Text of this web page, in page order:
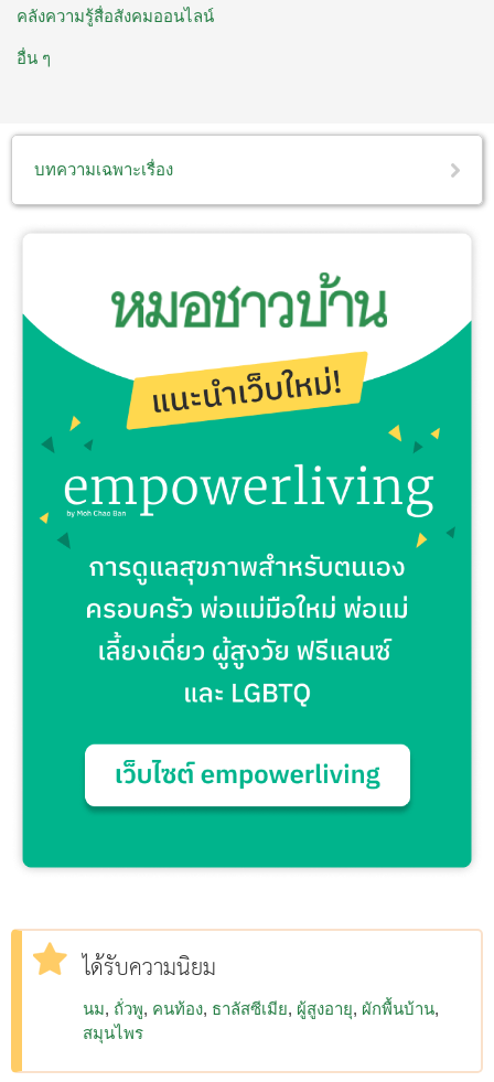
คลังความรู้สื่อสังคมออนไลน์
อื่น ๆ
บทความเฉพาะเรื่อง
ได้รับความนิยม
นม ถั่วพู คนท้อง ธาลัสซีเมีย ผู้สูงอายุ ผักพื้นบ้าน
สมุนไพร